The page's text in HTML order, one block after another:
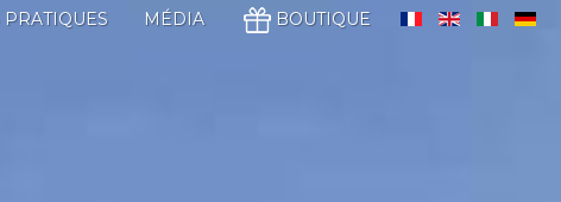
PRATIQUES MÉDIA BOUTIQUE